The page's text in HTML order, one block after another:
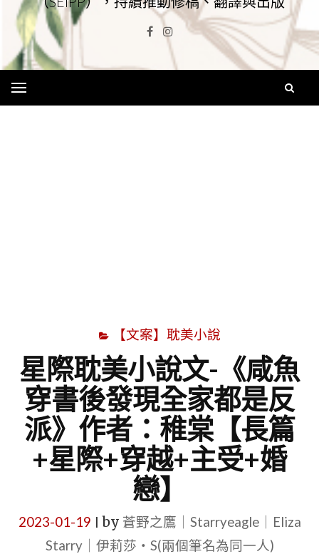
Facebook
Instagram
【文案】耽美小說
星際耽美小說文-《咸魚
穿書後發現全家都是反
派》作者：稚棠【長篇
+星際+穿越+主受+婚
戀】
2023-01-19 by 蒼野之鷹｜Starryeagle｜Eliza
Starry｜伊莉莎・S(兩個筆名為同一人)